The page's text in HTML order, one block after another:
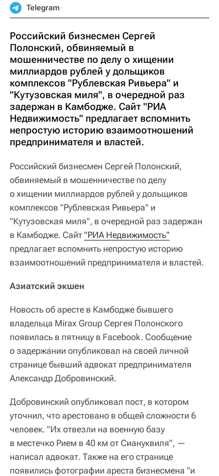
Telegram
Российский бизнесмен Сергей
Полонский, обвиняемый в
мошенничестве по делу о хищении
миллиардов рублей у дольщиков
комплексов "Рублевская Ривьера" и
"Кутузовская миля", в очередной раз
задержан в Камбодже. Сайт "РИА
Недвижимость" предлагает вспомнить
непростую историю взаимоотношений
предпринимателя и властей.
Российский бизнесмен Сергей Полонский,
обвиняемый в мошенничестве по делу
о хищении миллиардов рублей у дольщиков
комплексов "Рублевская Ривьера" и
"Кутузовская миля", в очередной раз задержан
в Камбодже. Сайт"РИА Недвижимость"
предлагает вспомнить непростую историю
взаимоотношений предпринимателя и властей.
Азиатский экшен
Новость об аресте в Камбодже бывшего
владельца Mirax Group Сергея Полонского
появилась в пятницу в Facebook. Сообщение
о задержании опубликовал на своей личной
странице бывший адвокат предпринимателя
Александр Добровинский.
Добровинский опубликовал пост, в котором
уточнил, что арестовано в общей сложности 6
человек. "Их отвезли на военную базу
в местечко Рием в 40 км от Сиануквиля", —
написал адвокат. Также на его странице
появились фотографии ареста бизнесмена "и